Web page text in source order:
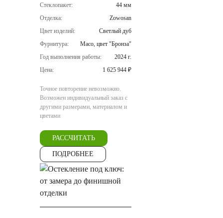
Стеклопакет:
44 мм
Отделка:
Zowosan
Цвет изделий:
Светлый дуб
Фурнитура:
Maco, цвет "Бронза"
Год выполнения работы:
2024 г.
Цена:
1 625 944 ₽
Точное повторение невозможно.
Возможен индивидуальный заказ с
другими размерами, материалом и
цветами
РАССЧИТАТЬ
ПОДРОБНЕЕ